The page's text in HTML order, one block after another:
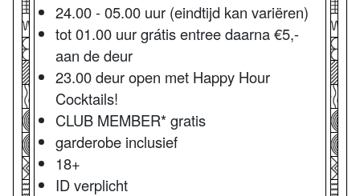
24.00 - 05.00 uur (eindtijd kan variëren)
tot 01.00 uur grátis entree daarna €5,-
aan de deur
23.00 deur open met Happy Hour
Cocktails!
CLUB MEMBER* gratis
garderobe inclusief
18+
ID verplicht